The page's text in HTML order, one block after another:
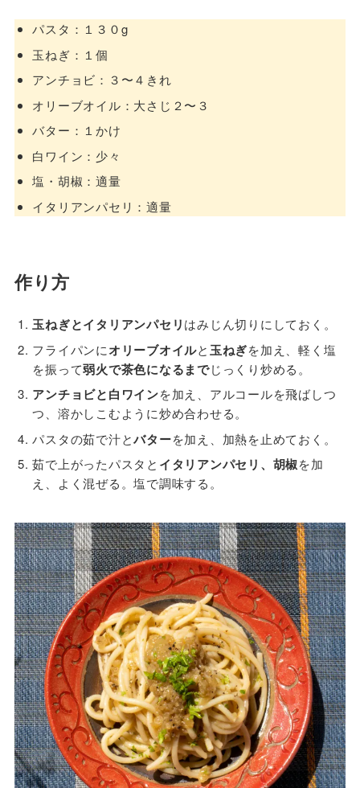
パスタ：１３０g
玉ねぎ：１個
アンチョビ：３〜４きれ
オリーブオイル：大さじ２〜３
バター：１かけ
白ワイン：少々
塩・胡椒：適量
イタリアンパセリ：適量
作り方
玉ねぎとイタリアンパセリはみじん切りにしておく。
フライパンにオリーブオイルと玉ねぎを加え、軽く塩
を振って弱火で茶色になるまでじっくり炒める。
アンチョビと白ワインを加え、アルコールを飛ばしつ
つ、溶かしこむように炒め合わせる。
パスタの茹で汁とバターを加え、加熱を止めておく。
茹で上がったパスタと イタリアンパセリ、胡椒を加
え、よく混ぜる。塩で調味する。